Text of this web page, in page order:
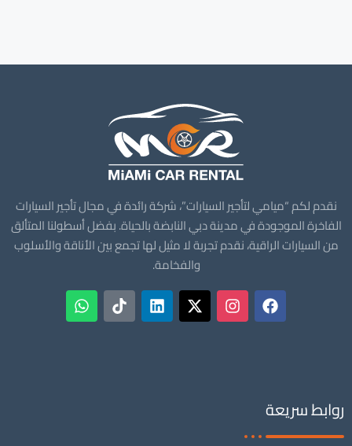
نقدم لكم “ميامي لتأجير السيارات”، شركة رائدة في مجال تأجير السيارات
الفاخرة الموجودة في مدينة دبي النابضة بالحياة. بفضل أسطولنا المتألق
من السيارات الراقية، نقدم تجربة لا مثيل لها تجمع بين الأناقة والأسلوب
والفخامة.
روابط سريعة